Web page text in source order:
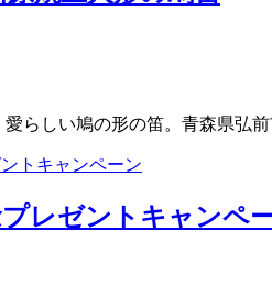
らしい鳩の形の笛。青森県弘
レゼントキャンペ